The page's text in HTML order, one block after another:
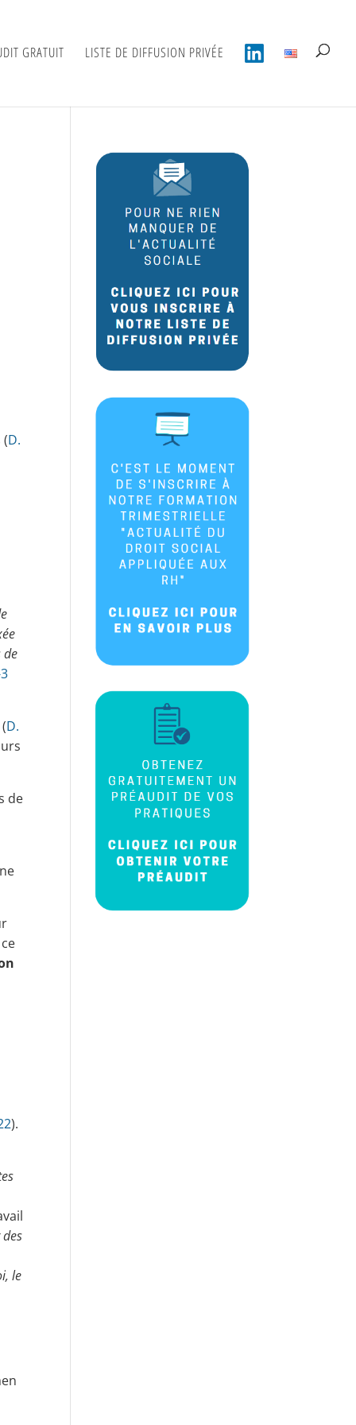
GRATUIT LISTE DE DIFFUSION PRIVÉE
D.
de
(D.
de
).
le